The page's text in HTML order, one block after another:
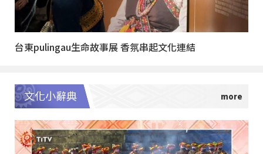
台東pulingau生命故事展 香氛串起文化連結
文化小辭典